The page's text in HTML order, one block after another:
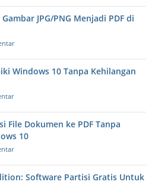
JPG/PNG Menjadi PDF di
Windows 10 Tanpa Kehilangan
File Dokumen ke PDF Tanpa
10
Software Partisi Gratis Untuk